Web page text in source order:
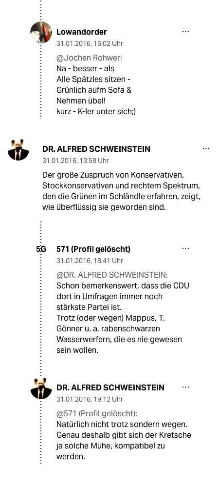
Lowandorder
31.01.2016, 16:02 Uhr
@Jochen Rohwer:
Na - besser - als
Alle Spätzles sitzen -
Grünlich aufm Sofa &
Nehmen übel!
kurz - K-ler unter sich;)
DR. ALFRED SCHWEINSTEIN
31.01.2016, 13:58 Uhr
Der große Zuspruch von Konservativen,
Stockkonservativen und rechtem Spektrum,
den die Grünen im Schländle erfahren, zeigt,
wie überflüssig sie geworden sind.
5G 571 (Profil gelöscht)
31.01.2016, 18:41 Uhr
@DR. ALFRED SCHWEINSTEIN:
Schon bemerkenswert, dass die CDU
dort in Umfragen immer noch
stärkste Partei ist.
Trotz (oder wegen) Mappus, T.
Gönner u. a. rabenschwarzen
Wasserwerfern, die es nie gewesen
sein wollen.
DR. ALFRED SCHWEINSTEIN
31.01.2016, 19:12 Uhr
@571 (Profil gelöscht):
Natürlich nicht trotz sondern wegen.
Genau deshalb gibt sich der Kretsche
ja solche Mühe, kompatibel zu
werden.